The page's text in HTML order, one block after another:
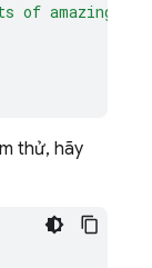
of amazing
thử, hãy